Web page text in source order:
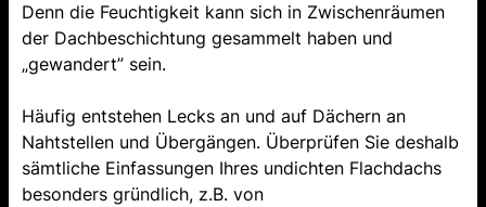
Denn die Feuchtigkeit kann sich in Zwischenräumen
der Dachbeschichtung gesammelt haben und
„gewandert” sein.
Häufig entstehen Lecks an und auf Dächern an
Nahtstellen und Übergängen. Überprüfen Sie deshalb
sämtliche Einfassungen Ihres undichten Flachdachs
besonders gründlich, z.B. von